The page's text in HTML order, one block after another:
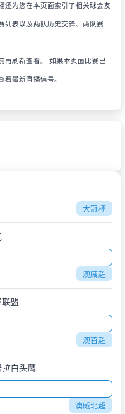
还为您在本页面索引了相关球会友
列表以及两队历史交锋、两队赛
再刷新查看。 如果本页面比赛已
最新直播信号。
大冠杯
澳威超
联盟
澳首超
拉白头鹰
澳威北超